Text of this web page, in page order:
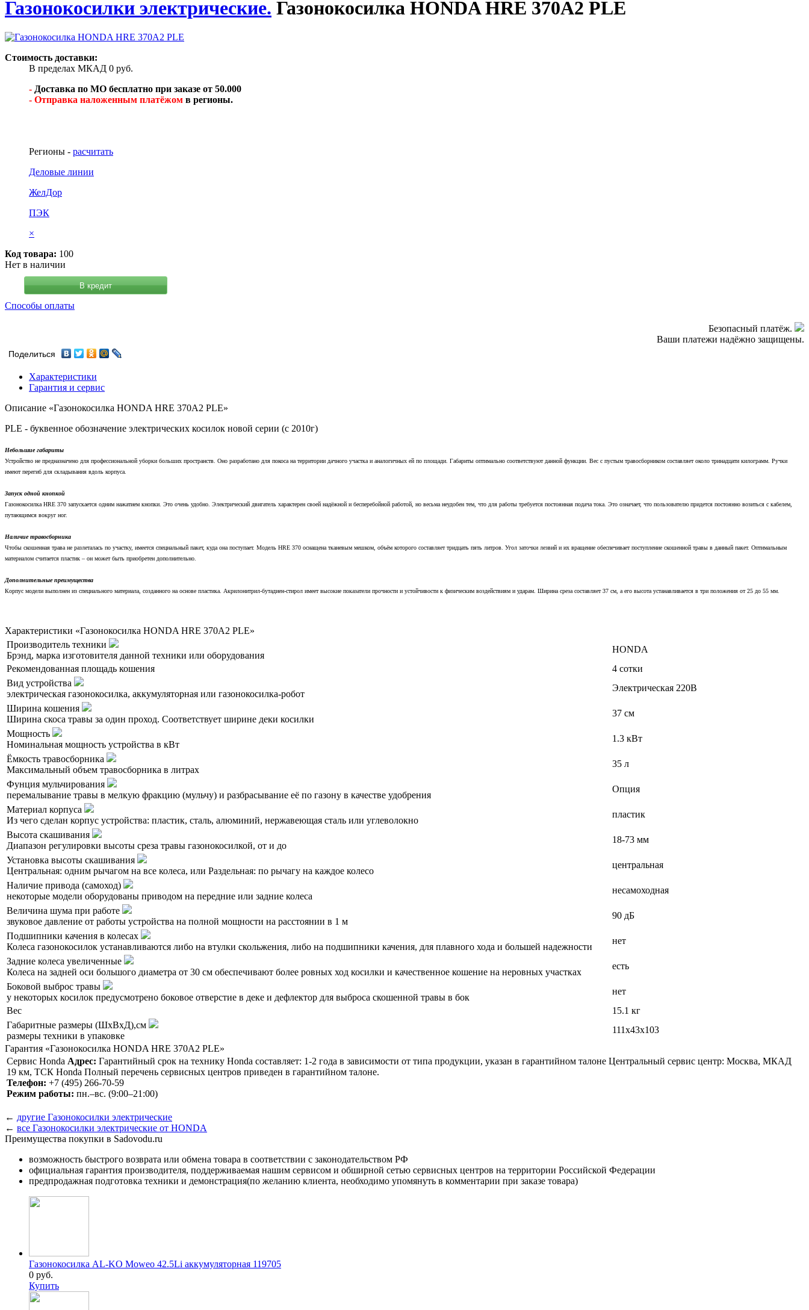
Газонокосилки электрические. Газонокосилка HONDA HRE 370A2 PLE
Стоимость доставки:
В пределах МКАД 0 руб.
- Доставка по МО бесплатно при заказе от 50.000
- Отправка наложенным платёжом в регионы.
Регионы - расчитать
Деловые линии
ЖелДор
ПЭК
×
Код товара: 100
Нет в наличии
В кредит
Способы оплаты
Безопасный платёж.
Ваши платежи надёжно защищены.
Поделиться
Характеристики
Гарантия и сервис
Описание «Газонокосилка HONDA HRE 370A2 PLE»
PLE - буквенное обозначение электрических косилок новой серии (с 2010г)
Небольшие габариты
Устройство не предназначено для профессиональной уборки больших пространств. Оно разработано для покоса на территории дачного участка и аналогичных ей по площади. Габариты оптимально соответствуют данной функции. Вес с пустым травосборником составляет около тринадцати килограмм. Ручки
имеют перегиб для складывания вдоль корпуса.
Запуск одной кнопкой
Газонокосилка HRE 370 запускается одним нажатием кнопки. Это очень удобно. Электрический двигатель характерен своей надёжной и бесперебойной работой, но весьма неудобен тем, что для работы требуется постоянная подача тока. Это означает, что пользователю придется постоянно возиться с кабелем,
путающимся вокруг ног.
Наличие травосборника
Чтобы скошенная трава не разлеталась по участку, имеется специальный пакет, куда она поступает. Модель HRE 370 оснащена тканевым мешком, объём которого составляет тридцать пять литров. Угол заточки лезвий и их вращение обеспечивает поступление скошенной травы в данный пакет. Оптимальным
материалом считается пластик – он может быть приобретен дополнительно.
Дополнительные преимущества
Корпус модели выполнен из специального материала, созданного на основе пластика. Акрилонитрил-бутадиен-стирол имеет высокие показатели прочности и устойчивости к физическим воздействиям и ударам. Ширина среза составляет 37 см, а его высота устанавливается в три положения от 25 до 55 мм.
Характеристики «Газонокосилка HONDA HRE 370A2 PLE»
Производитель техники
Брэнд, марка изготовителя данной техники или оборудования
HONDA
Рекомендованная площадь кошения
4 сотки
Вид устройства
электрическая газонокосилка, аккумуляторная или газонокосилка-робот
Электрическая 220В
Ширина кошения
Ширина скоса травы за один проход. Соответствует ширине деки косилки
37 см
Мощность
Номинальная мощность устройства в кВт
1.3 кВт
Ёмкость травосборника
Максимальный объем травосборника в литрах
35 л
Фунция мульчирования
перемалывание травы в мелкую фракцию (мульчу) и разбрасывание её по газону в качестве удобрения
Опция
Материал корпуса
Из чего сделан корпус устройства: пластик, сталь, алюминий, нержавеющая сталь или углеволокно
пластик
Высота скашивания
Диапазон регулировки высоты среза травы газонокосилкой, от и до
18-73 мм
Установка высоты скашивания
Центральная: одним рычагом на все колеса, или Раздельная: по рычагу на каждое колесо
центральная
Наличие привода (самоход)
некоторые модели оборудованы приводом на передние или задние колеса
несамоходная
Величина шума при работе
звуковое давление от работы устройства на полной мощности на расстоянии в 1 м
90 дБ
Подшипники качения в колесах
Колеса газонокосилок устанавливаются либо на втулки скольжения, либо на подшипники качения, для плавного хода и большей надежности
нет
Задние колеса увеличенные
Колеса на задней оси большого диаметра от 30 см обеспечивают более ровных ход косилки и качественное кошение на неровных участках
есть
Боковой выброс травы
у некоторых косилок предусмотрено боковое отверстие в деке и дефлектор для выброса скошенной травы в бок
нет
Вес
15.1 кг
Габаритные размеры (ШхВхД),см
размеры техники в упаковке
111х43х103
Гарантия «Газонокосилка HONDA HRE 370A2 PLE»
Сервис Honda Адрес: Гарантийный срок на технику Honda составляет: 1-2 года в зависимости от типа продукции, указан в гарантийном талоне Центральный сервис центр: Москва, МКАД
19 км, ТСК Honda Полный перечень сервисных центров приведен в гарантийном талоне.
Телефон: +7 (495) 266-70-59
Режим работы: пн.–вс. (9:00–21:00)
← другие Газонокосилки электрические
← все Газонокосилки электрические от HONDA
Преимущества покупки в Sadovodu.ru
возможность быстрого возврата или обмена товара в соответствии с законодательством РФ
официальная гарантия производителя, поддерживаемая нашим сервисом и обширной сетью сервисных центров на территории Российской Федерации
предпродажная подготовка техники и демонстрация(по желанию клиента, необходимо упомянуть в комментарии при заказе товара)
Газонокосилка AL-KO Moweo 42.5Li аккумуляторная 119705
0 руб.
Купить